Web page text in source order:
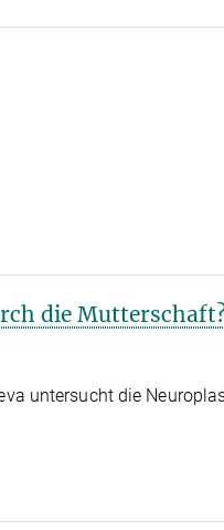
die
untersucht die